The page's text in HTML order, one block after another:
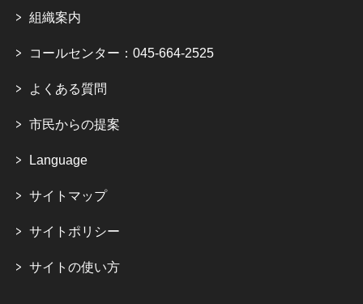
組織案内
コールセンター：045-664-2525
よくある質問
市民からの提案
Language
サイトマップ
サイトポリシー
サイトの使い方